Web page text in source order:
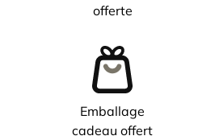
offerte
Emballage
cadeau offert